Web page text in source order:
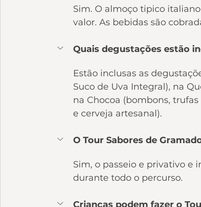
Sim. O almoço tipico
valor. As bebidas são
Quais degustações estão
Estão inclusas as
Suco de Uva Integral), na
na Chocoa (bombons,
e cerveja artesanal).
O Tour Sabores de
Sim, o passeio e privativo
durante todo o percurso.
Crianças podem fazer o